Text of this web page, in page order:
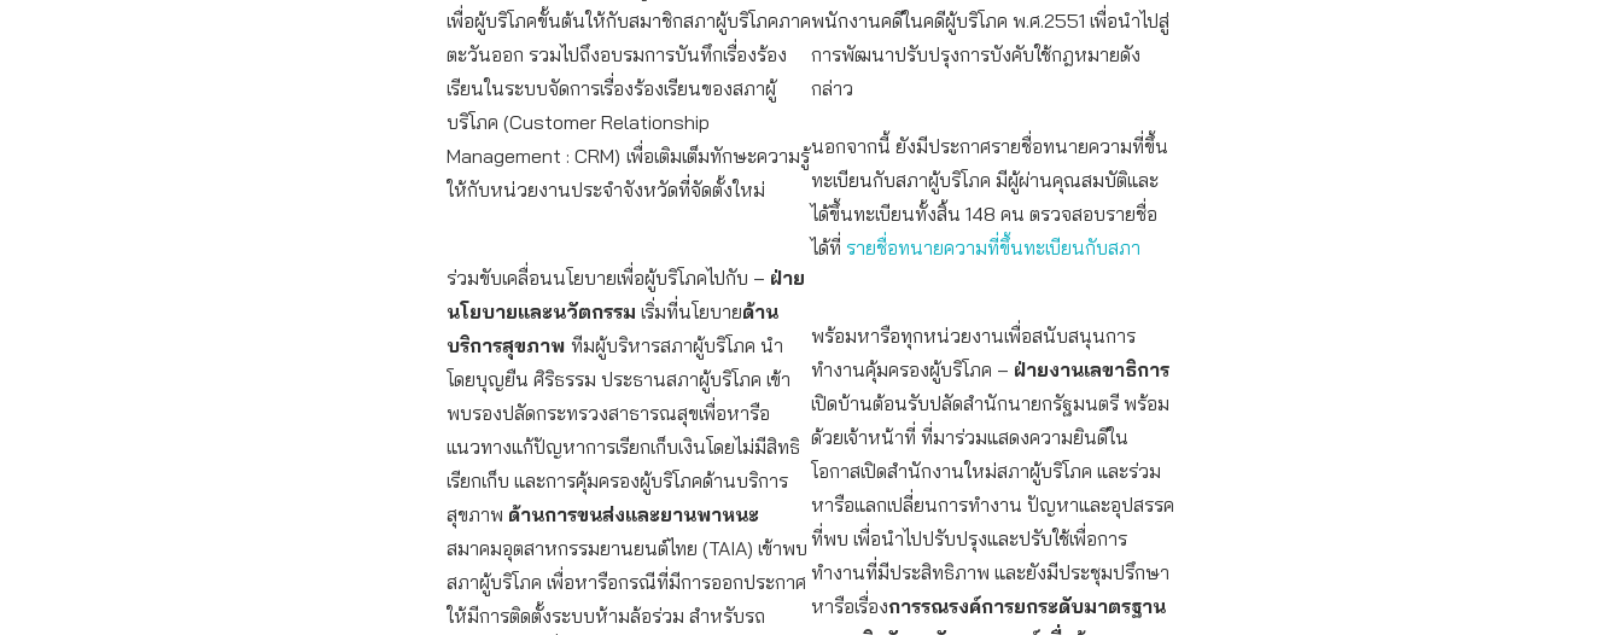
เพื่อผู้บริโภคขั้นต้นให้กับสมาชิกสภาผู้บริโภคภาค
ตะวันออก รวมไปถึงอบรมการบันทึกเรื่องร้อง
เรียนในระบบจัดการเรื่องร้องเรียนของสภาผู้
บริโภค (Customer Relationship
Management : CRM) เพื่อเติมเต็มทักษะความรู้
ให้กับหน่วยงานประจำจังหวัดที่จัดตั้งใหม่
ร่วมขับเคลื่อนนโยบายเพื่อผู้บริโภคไปกับ – ฝ่าย
นโยบายและนวัตกรรม เริ่มที่นโยบายด้าน
บริการสุขภาพ ทีมผู้บริหารสภาผู้บริโภค นำ
โดยบุญยืน ศิริธรรม ประธานสภาผู้บริโภค เข้า
พบรองปลัดกระทรวงสาธารณสุขเพื่อหารือ
แนวทางแก้ปัญหาการเรียกเก็บเงินโดยไม่มีสิทธิ
เรียกเก็บ และการคุ้มครองผู้บริโภคด้านบริการ
สุขภาพ ด้านการขนส่งและยานพาหนะ
สมาคมอุตสาหกรรมยานยนต์ไทย (TAIA) เข้าพบ
สภาผู้บริโภค เพื่อหารือกรณีที่มีการออกประกาศ
ให้มีการติดตั้งระบบห้ามล้อร่วม สำหรับรถ
พนักงานคดีในคดีผู้บริโภค พ.ศ.2551 เพื่อนำไปสู่
การพัฒนาปรับปรุงการบังคับใช้กฎหมายดัง
กล่าว
นอกจากนี้ ยังมีประกาศรายชื่อทนายความที่ขึ้น
ทะเบียนกับสภาผู้บริโภค มีผู้ผ่านคุณสมบัติและ
ได้ขึ้นทะเบียนทั้งสิ้น 148 คน ตรวจสอบรายชื่อ
ได้ที่ รายชื่อทนายความที่ขึ้นทะเบียนกับสภา
พร้อมหารือทุกหน่วยงานเพื่อสนับสนุนการ
ทำงานคุ้มครองผู้บริโภค – ฝ่ายงานเลขาธิการ
เปิดบ้านต้อนรับปลัดสำนักนายกรัฐมนตรี พร้อม
ด้วยเจ้าหน้าที่ ที่มาร่วมแสดงความยินดีใน
โอกาสเปิดสำนักงานใหม่สภาผู้บริโภค และร่วม
หารือแลกเปลี่ยนการทำงาน ปัญหาและอุปสรรค
ที่พบ เพื่อนำไปปรับปรุงและปรับใช้เพื่อการ
ทำงานที่มีประสิทธิภาพ และยังมีประชุมปรึกษา
หารือเรื่องการรณรงค์การยกระดับมาตรฐาน